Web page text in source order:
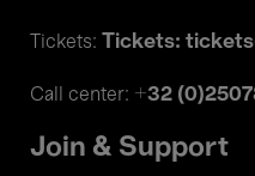
Tickets: Tickets:
Call center: +32
Join & Support